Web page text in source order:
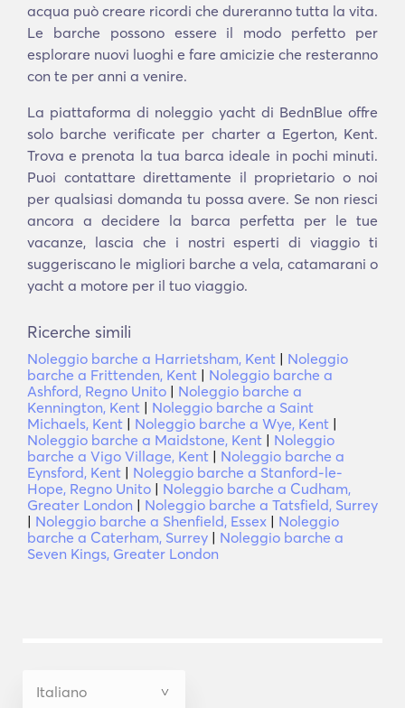
acqua può creare ricordi che dureranno tutta la vita.
Le barche possono essere il modo perfetto per
esplorare nuovi luoghi e fare amicizie che resteranno
con te per anni a venire.
La piattaforma di noleggio yacht di BednBlue offre
solo barche verificate per charter a Egerton, Kent.
Trova e prenota la tua barca ideale in pochi minuti.
Puoi contattare direttamente il proprietario o noi
per qualsiasi domanda tu possa avere. Se non riesci
ancora a decidere la barca perfetta per le tue
vacanze, lascia che i nostri esperti di viaggio ti
suggeriscano le migliori barche a vela, catamarani o
yacht a motore per il tuo viaggio.
Ricerche simili
Noleggio barche a Harrietsham, Kent | Noleggio
barche a Frittenden, Kent | Noleggio barche a
Ashford, Regno Unito | Noleggio barche a
Kennington, Kent | Noleggio barche a Saint
Michaels, Kent | Noleggio barche a Wye, Kent |
Noleggio barche a Maidstone, Kent | Noleggio
barche a Vigo Village, Kent | Noleggio barche a
Eynsford, Kent | Noleggio barche a Stanford-le-
Hope, Regno Unito | Noleggio barche a Cudham,
Greater London | Noleggio barche a Tatsfield, Surrey
| Noleggio barche a Shenfield, Essex | Noleggio
barche a Caterham, Surrey | Noleggio barche a
Seven Kings, Greater London